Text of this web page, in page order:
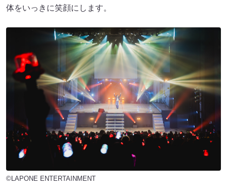
体をいっきに笑顔にします。
©LAPONE ENTERTAINMENT